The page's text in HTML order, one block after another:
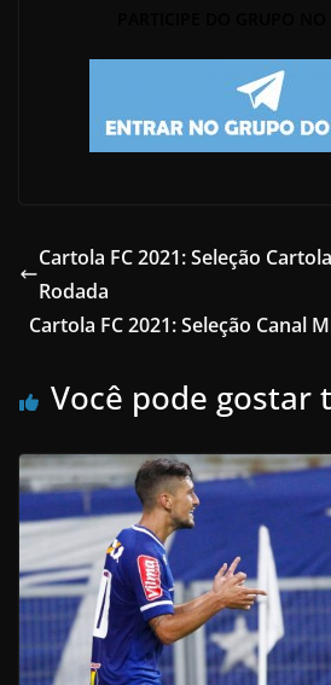
Cartola FC 2021: Seleção
Rodada
Cartola FC 2021: Seleção Canal
Você pode gostar